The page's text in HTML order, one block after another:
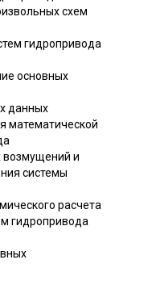
схем
гидропривода
основных
данных
математической
возмущений и
системы
расчета
гидропривода